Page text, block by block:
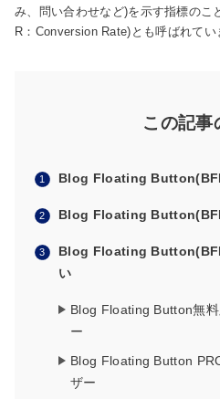
み、問い合わせなど)を示す指標のこ
R：Conversion Rate)とも呼ばれてい
この記事
Blog Floating
Blog Floating
Blog Floating
い
Blog Floating Button無
ー
Blog Floating Button
ザー